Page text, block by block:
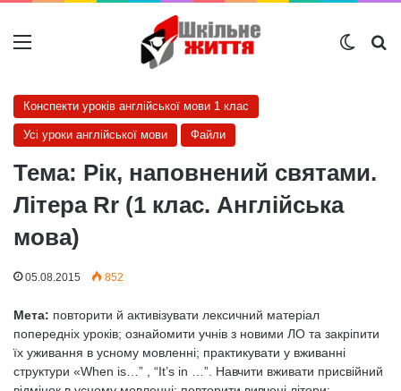
Меню
Конспекти уроків англійської мови 1 клас
Усі уроки англійської мови Файли
Тема: Рік, наповнений святами.
Літера Rr (1 клас. Англійська
мова)
05.08.2015 852
Мета: повторити й активізувати лексичний матеріал
попередніх уроків; ознайомити учнів з новими ЛО та закріпити
їх уживання в усному мовленні; практикувати у вживанні
структури «When is…” , “It’s in …”. Навчити вживати присвійний